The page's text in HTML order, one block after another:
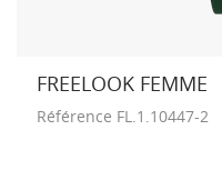
FREELOOK FEMME
Référence FL.1.10447-2